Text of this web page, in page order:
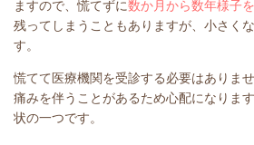
ますので、慌てずに数か月から数年様子
残ってしまうこともありますが、小さく
す。
慌てて医療機関を受診する必要はありませ
痛みを伴うことがあるため心配になりま
状の一つです。